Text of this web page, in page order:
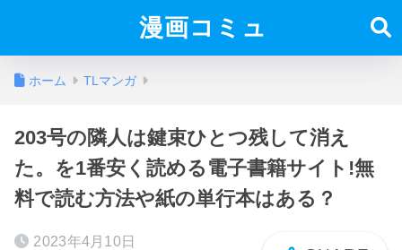
漫画コミュ
ホーム TLマンガ
203号の隣人は鍵束ひとつ残して消え
た。を1番安く読める電子書籍サイト!無
料で読む方法や紙の単行本はある？
2023年4月10日